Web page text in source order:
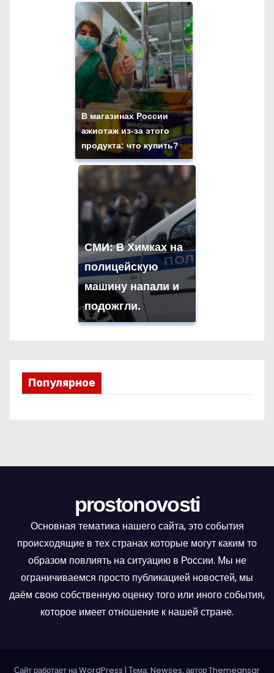
В магазинах России
ажиотаж из-за этого
продукта: что купить?
СМИ: В Химках на
полицейскую
машину напали и
подожгли.
Популярное
prostonovosti
Основная тематика нашего сайта, это события
происходящие в тех странах которые могут каким то
образом повлиять на ситуацию в России. Мы не
ограничиваемся просто публикацией новостей, мы
даём свою собственную оценку того или иного события,
которое имеет отношение к нашей стране.
Сайт работает на WordPress | Тема: Newses, авторThemeansar